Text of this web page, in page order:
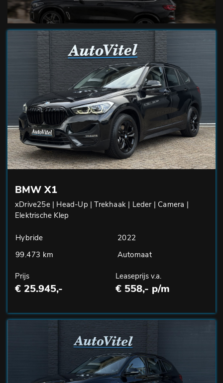
BMW X1
xDrive25e | Head-Up | Trekhaak | Leder | Camera |
Elektrische Klep
Hybride
2022
99.473 km
Automaat
Prijs
€ 25.945,-
Leaseprijs v.a.
€ 558,- p/m